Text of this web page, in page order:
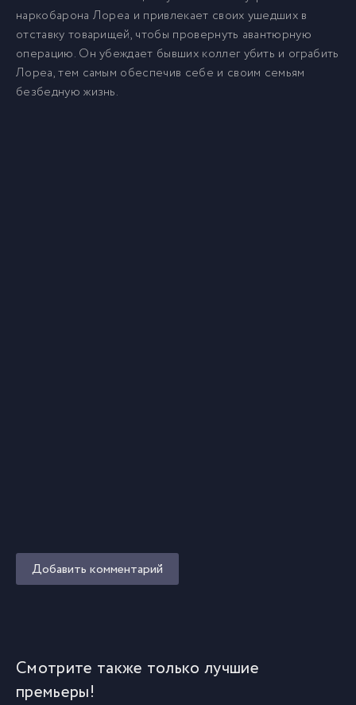
наркобарона Лореа и привлекает своих ушедших в
отставку товарищей, чтобы провернуть авантюрную
операцию. Он убеждает бывших коллег убить и ограбить
Лореа, тем самым обеспечив себе и своим семьям
безбедную жизнь.
Добавить комментарий
Смотрите также только лучшие
премьеры!